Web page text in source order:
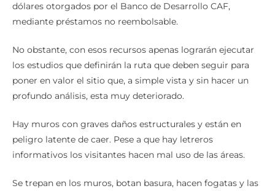
dólares otorgados por el Banco de Desarrollo CAF,
mediante préstamos no reembolsable.
No obstante, con esos recursos apenas lograrán ejecutar
los estudios que definirán la ruta que deben seguir para
poner en valor el sitio que, a simple vista y sin hacer un
profundo análisis, esta muy deteriorado.
Hay muros con graves daños estructurales y están en
peligro latente de caer. Pese a que hay letreros
informativos los visitantes hacen mal uso de las áreas.
Se trepan en los muros, botan basura, hacen fogatas y las